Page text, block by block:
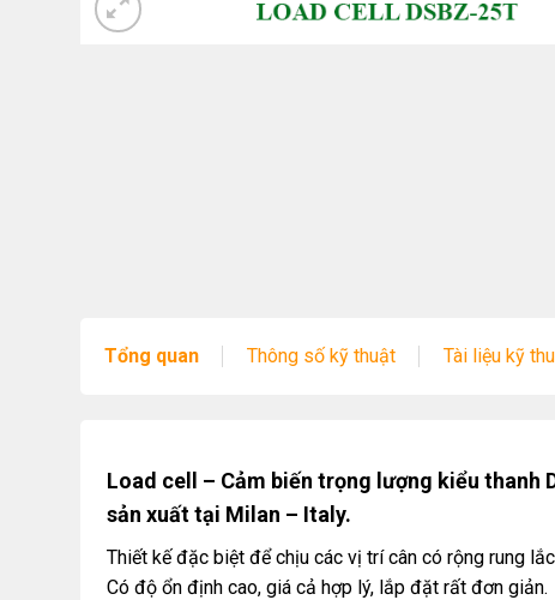
Tổng quan Thông số kỹ thuật Tài liệu kỹ
Load cell – Cảm biến trọng lượng kiểu thanh
sản xuất tại Milan – Italy.
Thiết kế đặc biệt để chịu các vị trí cân có rộng rung
Có độ ổn định cao, giá cả hợp lý, lắp đặt rất đơn giản.